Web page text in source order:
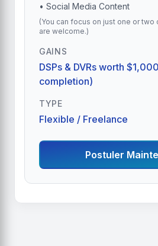
• Social Media Content
(You can focus on just one or two
are welcome.)
GAINS
DSPs & DVRs worth
completion)
TYPE
Flexible / Freelance
Postuler